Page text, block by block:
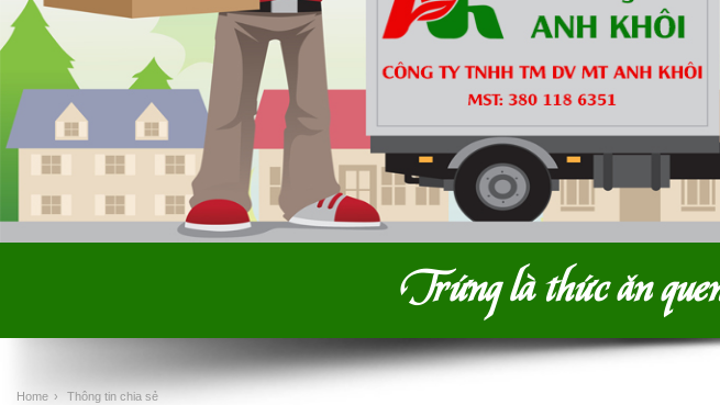
Trứng là thức ăn
Home › Thông tin chia sẻ